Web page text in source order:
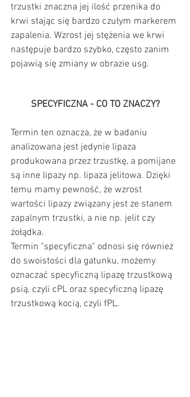
trzustki znaczna jej ilość przenika do
krwi stając się bardzo czułym markerem
zapalenia. Wzrost jej stężenia we krwi
następuje bardzo szybko, często zanim
pojawią się zmiany w obrazie usg.
SPECYFICZNA - CO TO ZNACZY?
Termin ten oznacza, że w badaniu
analizowana jest jedynie lipaza
produkowana przez trzustkę, a pomijane
są inne lipazy np. lipaza jelitowa. Dzięki
temu mamy pewność, że wzrost
wartości lipazy związany jest ze stanem
zapalnym trzustki, a nie np. jelit czy
żołądka.
Termin "specyficzna" odnosi się również
do swoistości dla gatunku, możemy
oznaczać specyficzną lipazę trzustkową
psią, czyli cPL oraz specyficzną lipazę
trzustkową kocią, czyli fPL.